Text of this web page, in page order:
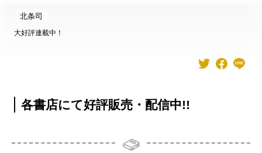
北条司
大好評連載中！
各書店にて好評販売・配信中!!